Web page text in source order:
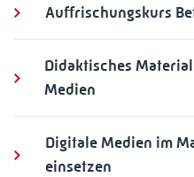
Auffrischungskurs
Didaktisches
Medien
Digitale Medien im
einsetzen